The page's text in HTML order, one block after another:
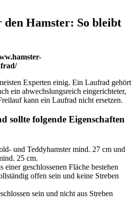
Hamster: So bleibt
Experten einig. Ein Laufrad gehört
ein abwechslungsreich eingerichteter,
kann ein Laufrad nicht ersetzen.
sollte folgende Eigenschaften
und Teddyhamster mind. 27 cm und
25 cm.
einer geschlossenen Fläche bestehen
offen sein und keine Streben
sein und nicht aus Streben